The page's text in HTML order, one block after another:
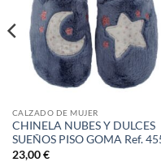
CALZADO DE MUJER
CHINELA NUBES Y DULCES
SUEÑOS PISO GOMA Ref.
23,00€